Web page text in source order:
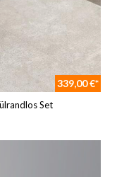
339,00 €*
Set